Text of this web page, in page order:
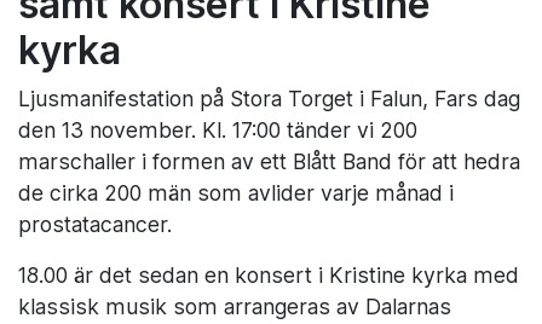
kyrka
Ljusmanifestation på Stora Torget i Falun, Fars dag
den 13 november. Kl. 17:00 tänder vi 200
marschaller i formen av ett Blått Band för att hedra
de cirka 200 män som avlider varje månad i
prostatacancer.
18.00 är det sedan en konsert i Kristine kyrka med
klassisk musik som arrangeras av Dalarnas